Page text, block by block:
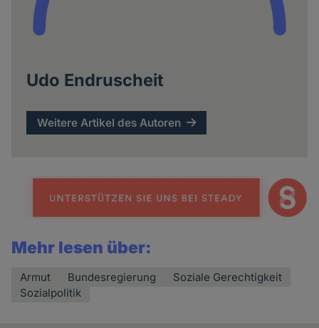
Udo Endruscheit
Weitere Artikel des Autoren
Mehr lesen über:
Armut Bundesregierung
Soziale Gerechtigkeit
Sozialpolitik